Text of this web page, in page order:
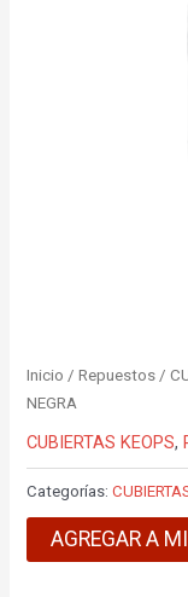
Inicio /Repuestos /
NEGRA
CUBIERTAS KEOPS,
Categorías:
AGREGAR A